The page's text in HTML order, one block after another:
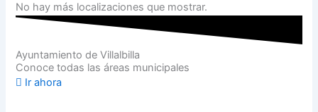
No hay más localizaciones que mostrar.
Ayuntamiento de Villalbilla
Conoce todas las áreas municipales
Ir ahora